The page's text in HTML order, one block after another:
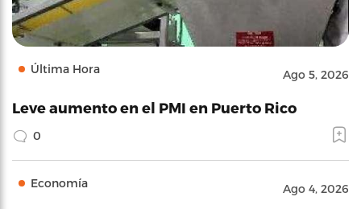
Última Hora Ago 5, 2026
Leve aumento en el PMI en Puerto Rico
0
Economía Ago 4, 2026